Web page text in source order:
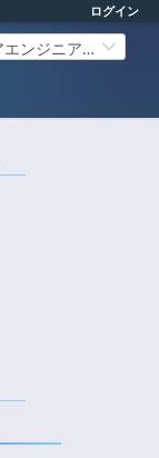
ログイン
ソフトウェアエンジニアリング